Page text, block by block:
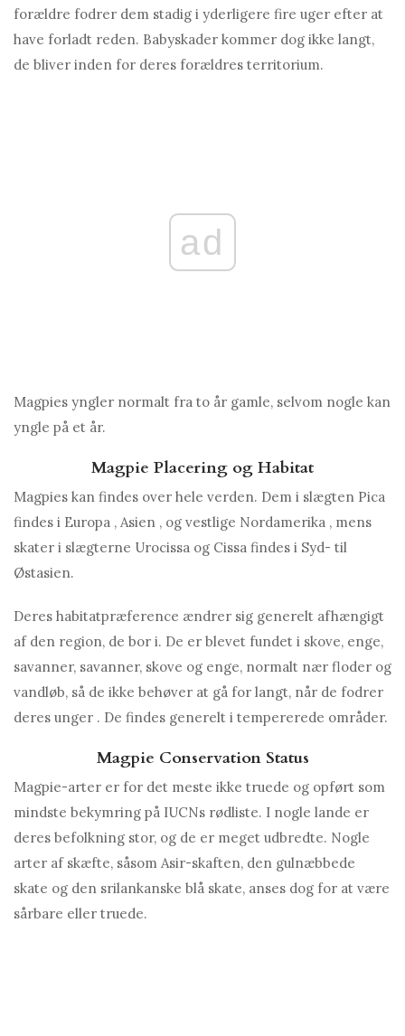
forældre fodrer dem stadig i yderligere fire uger efter at
have forladt reden. Babyskader kommer dog ikke langt,
de bliver inden for deres forældres territorium.
ad
Magpies yngler normalt fra to år gamle, selvom nogle kan
yngle på et år.
Magpie Placering og Habitat
Magpies kan findes over hele verden. Dem i slægten Pica
findes i Europa , Asien , og vestlige Nordamerika , mens
skater i slægterne Urocissa og Cissa findes i Syd- til
Østasien.
Deres habitatpræference ændrer sig generelt afhængigt
af den region, de bor i. De er blevet fundet i skove, enge,
savanner, savanner, skove og enge, normalt nær floder og
vandløb, så de ikke behøver at gå for langt, når de fodrer
deres unger . De findes generelt i tempererede områder.
Magpie Conservation Status
Magpie-arter er for det meste ikke truede og opført som
mindste bekymring på IUCNs rødliste. I nogle lande er
deres befolkning stor, og de er meget udbredte. Nogle
arter af skæfte, såsom Asir-skaften, den gulnæbbede
skate og den srilankanske blå skate, anses dog for at være
sårbare eller truede.